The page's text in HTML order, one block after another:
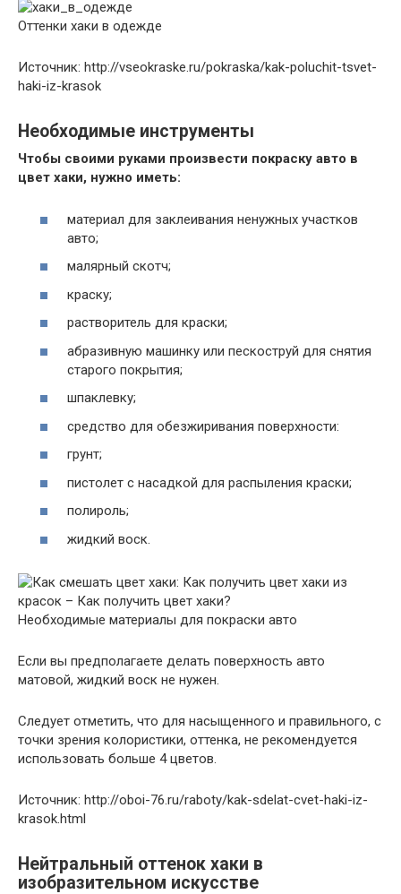
Оттенки хаки в одежде
Источник: http://vseokraske.ru/pokraska/kak-poluchit-tsvet-
haki-iz-krasok
Необходимые инструменты
Чтобы своими руками произвести покраску авто в
цвет хаки, нужно иметь:
материал для заклеивания ненужных участков
авто;
малярный скотч;
краску;
растворитель для краски;
абразивную машинку или пескоструй для снятия
старого покрытия;
шпаклевку;
средство для обезжиривания поверхности:
грунт;
пистолет с насадкой для распыления краски;
полироль;
жидкий воск.
Необходимые материалы для покраски авто
Если вы предполагаете делать поверхность авто
матовой, жидкий воск не нужен.
Следует отметить, что для насыщенного и правильного, с
точки зрения колористики, оттенка, не рекомендуется
использовать больше 4 цветов.
Источник: http://oboi-76.ru/raboty/kak-sdelat-cvet-haki-iz-
krasok.html
Нейтральный оттенок хаки в
изобразительном искусстве